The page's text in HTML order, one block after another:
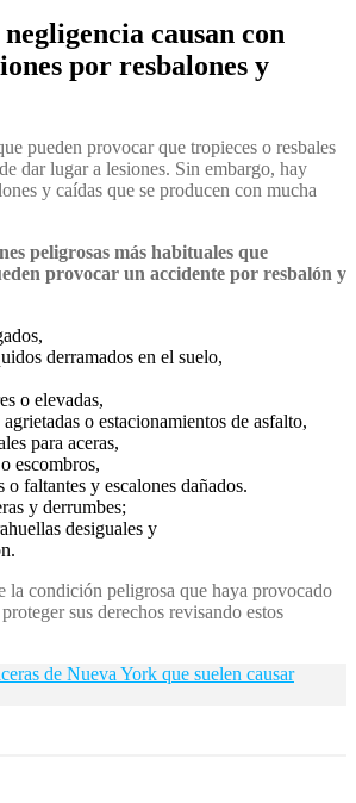
causan con
por resbalones y
pueden provocar que tropieces o resbales
dar lugar a lesiones. Sin embargo, hay
y caídas que se producen con mucha
peligrosas más habituales que
provocar un accidente por resbalón y
derramados en el suelo,
o elevadas,
o estacionamientos de asfalto,
para aceras,
escombros,
o faltantes y escalones dañados.
y derrumbes;
desiguales y
la condición peligrosa que haya provocado
sus derechos revisando estos
de Nueva York que suelen causar